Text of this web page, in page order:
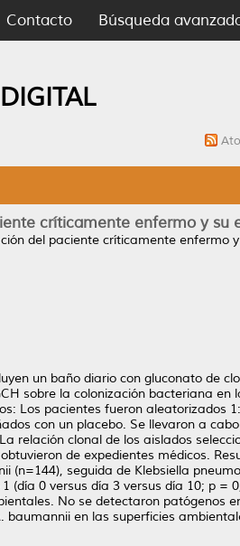
Contacto Búsqueda
críticamente enfermo y su
del paciente críticamente enfermo
un baño diario con gluconato de
sobre la colonización bacteriana en
Los pacientes fueron aleatorizados
con un placebo. Se llevaron a
relación clonal de los aislados
de expedientes médicos.
(n=144), seguida de Klebsiella
(día 0 versus día 3 versus día 10; p =
No se detectaron patógenos
baumannii en las superficies